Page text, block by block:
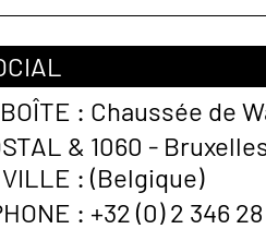
: Chaussée de
&
VILLE :
1060 -
(Belgique)
: +32 (0) 2 346